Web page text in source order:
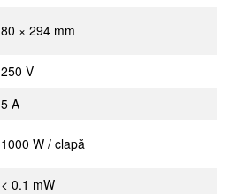
80 × 294 mm
250 V
5 A
1000 W / clapă
< 0.1 mW